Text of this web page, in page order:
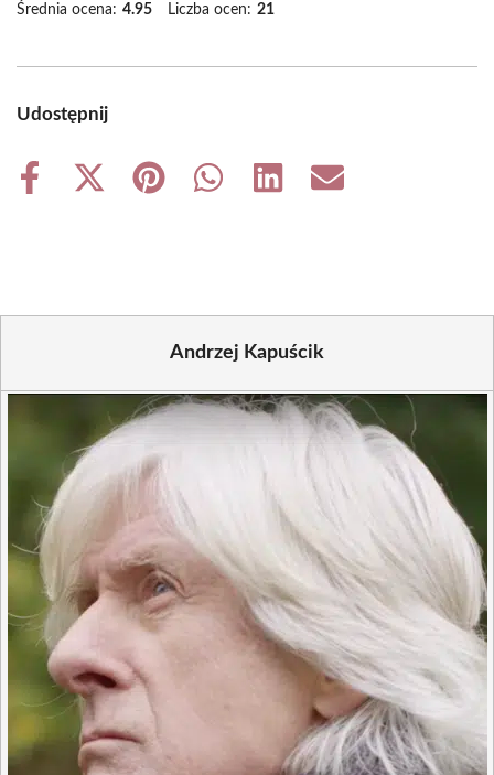
Średnia ocena: 4.95 Liczba ocen: 21
Udostępnij
Share
Share
Share
Share
Share
Share
Andrzej Kapuścik